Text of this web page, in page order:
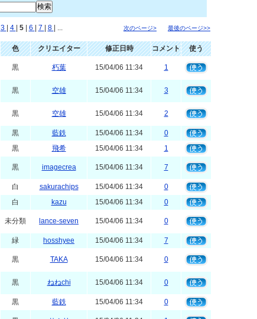
3 4 5 6 7 8 | ... 次のページ> 最後のページ>>
色 クリエイター 修正日時 コメント 使う
黒 朽葉 15/04/06 11:34 1
黒 空雄 15/04/06 11:34 3
黒 空雄 15/04/06 11:34 2
黒 藍鉄 15/04/06 11:34
0
黒 飛希 15/04/06 11:34 1
黒 imagecrea 15/04/06 11:34 7
白 sakurachips 15/04/06 11:34
0
白 kazu 15/04/06 11:34 0
未分類 lance-seven 15/04/06 11:34 0
緑 hosshyee 15/04/06 11:34 7
黒 TAKA 15/04/06 11:34 0
黒 ねねchi 15/04/06 11:34 0
黒 藍鉄 15/04/06 11:34 0